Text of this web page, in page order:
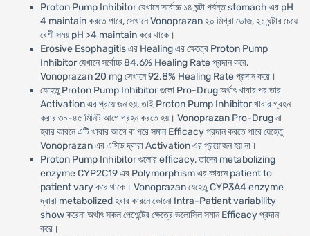
Proton Pump Inhibitor যেখানে সর্বোচ্চ ১৪ ঘন্টা পর্যন্ত stomach এর pH
4 maintain করতে পারে, সেখানে Vonoprazan ২০ মিগ্রা ডোজ, ২১ ঘন্টার চেয়ে
বেশী সময় pH >4 maintain করে থাকে।
Erosive Esophagitis এর Healing এর ক্ষেত্রে Proton Pump
Inhibitor যেখানে সর্বোচ্চ 84.6% Healing Rate প্রদান করে,
Vonoprazan 20 mg সেখানে 92.8% Healing Rate প্রদান করে।
যেহেতু Proton Pump Inhibitor গুলো Pro-Drug অর্থাৎ খাবার পর তার
Activation এর প্রয়োজন হয়, তাই Proton Pump Inhibitor খাবার গ্রহন
করার ৩০-৪৫ মিনিট আগে গ্রহন করতে হয়। Vonoprazan Pro-Drug না
হবার কারনে এটি খাবার আগে বা পরে সমান Efficacy প্রদান করতে পারে যেহেতু
Vonoprazan এর এসিড দ্বারা Activation এর প্রয়োজন হয় না।
Proton Pump Inhibitor গুলোর efficacy, তাদের metabolizing
enzyme CYP2C19 এর Polymorphism এর কারনে patient to
patient vary করে থাকে। Vonoprazan যেহেতু CYP3A4 enzyme
দ্বারা metabolized হবার কারনে কোনো Intra-Patient variability
show করেনা অর্থাৎ সকল পেশেন্টের ক্ষেত্রে ভলোসিল সমান Efficacy প্রদান
করে।